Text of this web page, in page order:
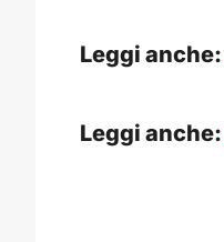
Leggi anche:
Leggi anche: